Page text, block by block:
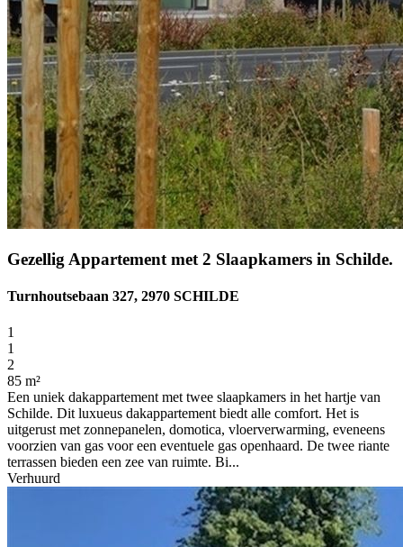
Gezellig Appartement met 2 Slaapkamers in Schilde.
Turnhoutsebaan 327, 2970 SCHILDE
1
1
2
85 m²
Een uniek dakappartement met twee slaapkamers in het hartje van
Schilde. Dit luxueus dakappartement biedt alle comfort. Het is
uitgerust met zonnepanelen, domotica, vloerverwarming, eveneens
voorzien van gas voor een eventuele gas openhaard. De twee riante
terrassen bieden een zee van ruimte. Bi...
Verhuurd